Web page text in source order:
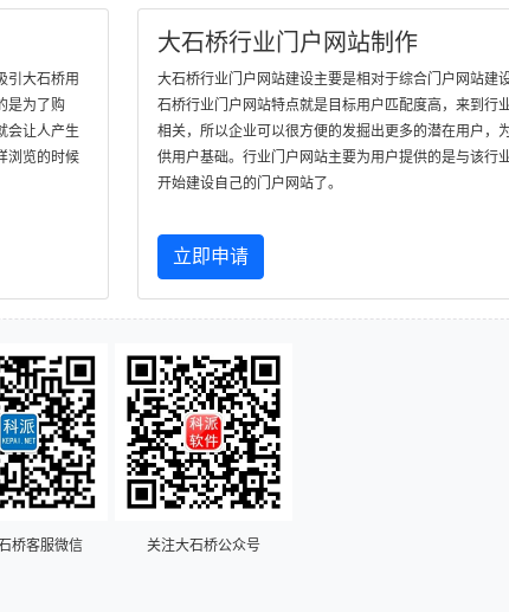
引大石桥用
是为了购
会让人产生
浏览的时候
大石桥行业门户网站制作
大石桥行业门户网站建设主要是相对于综合门户网站建
石桥行业门户网站特点就是目标用户匹配度高，来到行
相关，所以企业可以很方便的发掘出更多的潜在用户，
供用户基础。行业门户网站主要为用户提供的是与该行
开始建设自己的门户网站了。
立即申请
桥客服微信 关注大石桥公众号